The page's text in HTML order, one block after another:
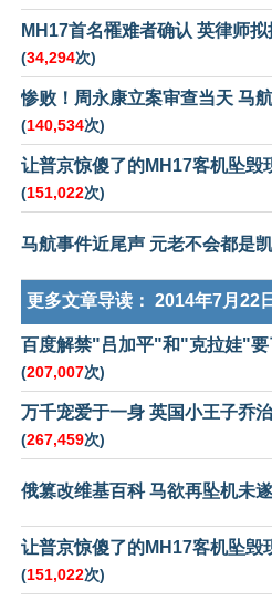
MH17首名罹难者确认 英律师
(34,294次)
惨败！周永康立案审查当天 马
(140,534次)
让普京惊傻了的MH17客机坠毁
(151,022次)
马航事件近尾声 元老不会都是
更多文章导读： 2014年7月22日
百度解禁"吕加平"和"克拉娃"要
(207,007次)
万千宠爱于一身 英国小王子乔
(267,459次)
俄篡改维基百科 马欲再坠机未遂
让普京惊傻了的MH17客机坠毁
(151,022次)